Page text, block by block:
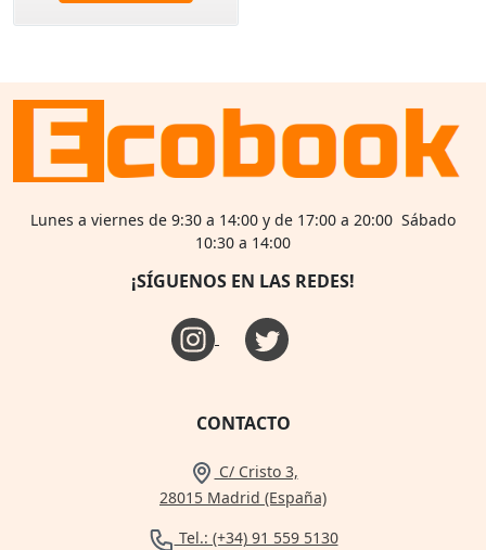
Lunes a viernes de 9:30 a 14:00 y de 17:00 a 20:00 Sábado
10:30 a 14:00
¡SÍGUENOS EN LAS REDES!
CONTACTO
C/ Cristo 3,
28015 Madrid (España)
Tel.: (+34) 91 559 5130